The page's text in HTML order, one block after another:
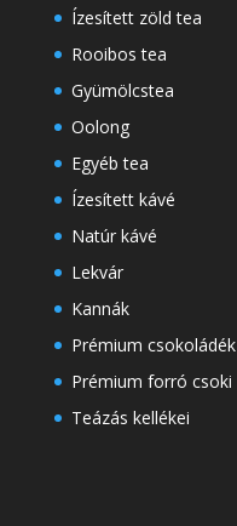
Ízesített zöld tea
Rooibos tea
Gyümölcstea
Oolong
Egyéb tea
Ízesített kávé
Natúr kávé
Lekvár
Kannák
Prémium csokoládék
Prémium forró csoki
Teázás kellékei